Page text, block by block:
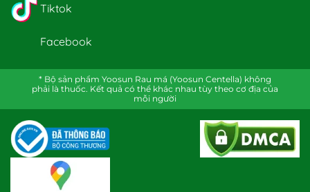
Tiktok
Facebook
* Bộ sản phẩm Yoosun Rau má (Yoosun Centella) không
phải là thuốc. Kết quả có thể khác nhau tùy theo cơ địa của
mỗi người